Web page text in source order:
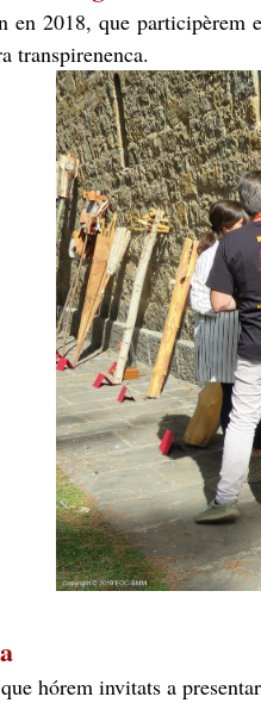
en 2018, que participèrem
transpirenenca.
hórem invitats a